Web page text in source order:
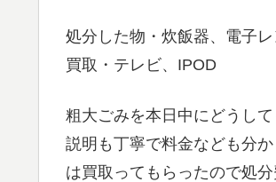
処分した物・炊飯器、電子
買取・テレビ、IPOD
粗大ごみを本日中にどうし
説明も丁寧で料金なども分
は買取ってもらったので処